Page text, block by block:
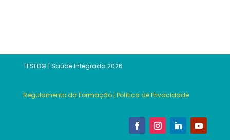
TESED© | Saúde Integrada 2026
Regulamento da Formação| Política de Privacidade